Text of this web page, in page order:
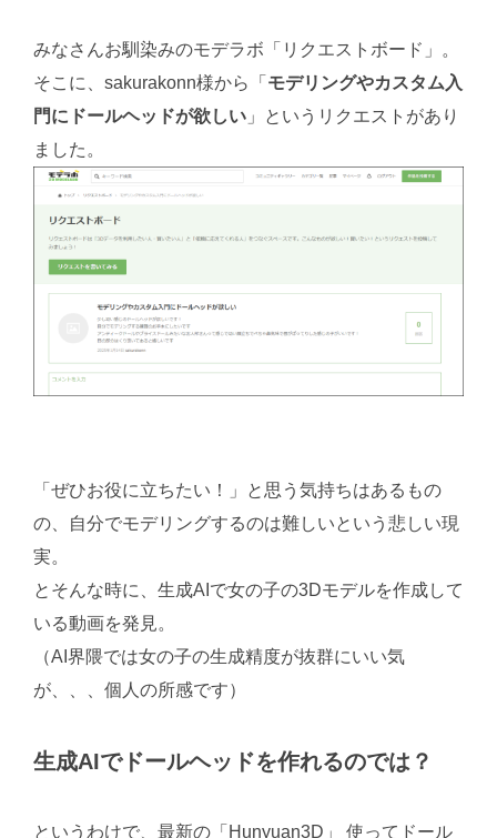
みなさんお馴染みのモデラボ「リクエストボード」。
そこに、sakurakonn様から「 モデリングやカスタム入
門にドールヘッドが欲しい 」というリクエストがあり
ました。
「ぜひお役に立ちたい！」と思う気持ちはあるもの
の、自分でモデリングするのは難しいという悲しい現
実。
とそんな時に、生成AIで女の子の3Dモデルを作成して
いる動画を発見。
（AI界隈では女の子の生成精度が抜群にいい気
が、、、個人の所感です）
生成AIでドールヘッドを作れるのでは？
というわけで、最新の「Hunyuan3D」 使ってドール